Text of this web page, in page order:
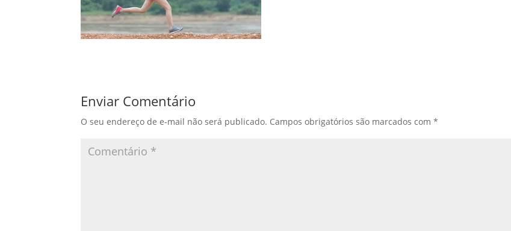
Enviar Comentário
O seu endereço de e-mail não será publicado. Campos obrigatórios são marcados com*